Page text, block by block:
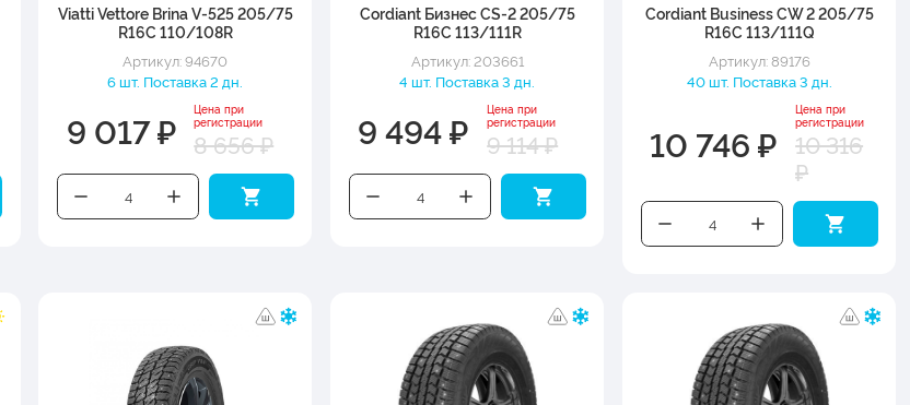
Viatti Vettore Brina V-525 205/75
R16C 110/108R
Артикул: 94670
6 шт. Поставка 2 дн.
9 017 ₽
Цена при
регистрации
8 656 ₽
Cordiant Бизнес CS-2 205/75
R16C 113/111R
Артикул: 203661
4 шт. Поставка 3 дн.
9 494 ₽
Цена при
регистрации
9 114 ₽
Cordiant Business CW 2 205/75
R16C 113/111Q
Артикул: 89176
40 шт. Поставка 3 дн.
10 746 ₽
Цена при
регистрации
10 316
₽